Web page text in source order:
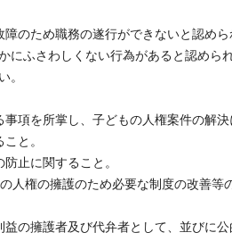
のため職務の遂行ができないと認めら
にふさわしくない行為があると認めら
。
項を所掌し、子どもの人権案件の解決
と。
止に関すること。
人権の擁護のため必要な制度の改善等
の擁護者及び代弁者として、並びに公